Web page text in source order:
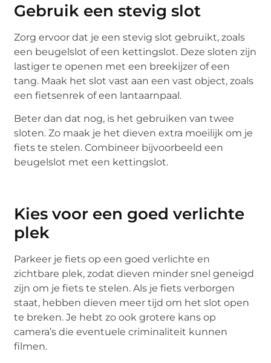
Gebruik een stevig slot
Zorg ervoor dat je een stevig slot gebruikt, zoals
een beugelslot of een kettingslot. Deze sloten zijn
lastiger te openen met een breekijzer of een
tang. Maak het slot vast aan een vast object, zoals
een fietsenrek of een lantaarnpaal.
Beter dan dat nog, is het gebruiken van twee
sloten. Zo maak je het dieven extra moeilijk om je
fiets te stelen. Combineer bijvoorbeeld een
beugelslot met een kettingslot.
Kies voor een goed verlichte
plek
Parkeer je fiets op een goed verlichte en
zichtbare plek, zodat dieven minder snel geneigd
zijn om je fiets te stelen. Als je fiets verborgen
staat, hebben dieven meer tijd om het slot open
te breken. Je hebt zo ook grotere kans op
camera’s die eventuele criminaliteit kunnen
filmen.